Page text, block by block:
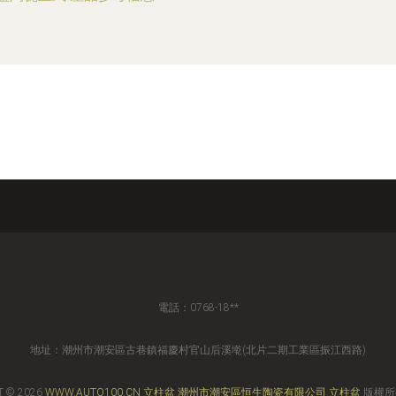
電話：0768-18**
地址：潮州市潮安區古巷鎮福慶村官山后溪墘(北片二期工業區振江西路)
© 2026 WWW.AUTO100.CN 立柱盆 潮州市潮安區恒生陶瓷有限公司 立柱盆 版權